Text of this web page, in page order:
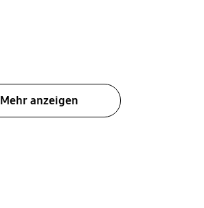
Mehr anzeigen